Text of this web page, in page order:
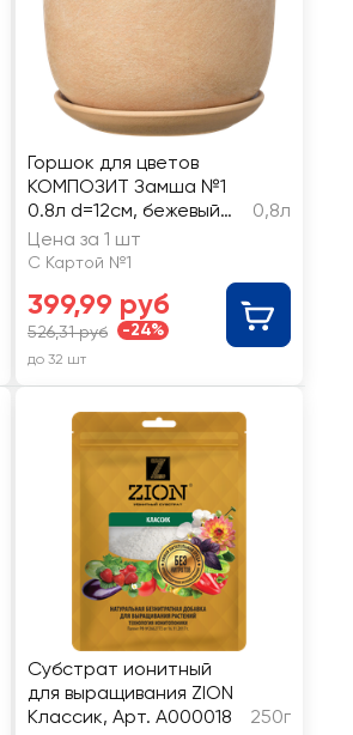
Горшок для цветов
КОМПОЗИТ Замша №1
0.8л d=12см, бежевый
бук
0,8л
Цена за 1 шт
С Картой №1
399,99 руб
526,31 руб -24%
до 32 шт
Субстрат ионитный
для выращивания ZION
Классик, Арт. A000018
250г